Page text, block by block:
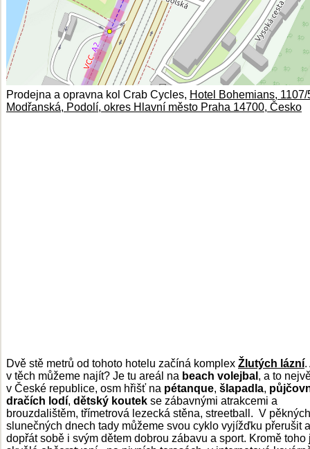
Prodejna a opravna kol Crab Cycles, Hotel Bohemians, 1107/
Modřanská, Podolí, okres Hlavní město Praha 14700, Česko
Dvě stě metrů od tohoto hotelu začíná komplex Žlutých lázní.
v těch můžeme najít? Je tu areál na beach volejbal , a to
v České republice, osm hřišť na pétanque, šlapadla,
dračích lodí, dětský koutek se zábavnými atrakcemi a
brouzdalištěm, třímetrová lezecká stěna, streetball. V pěkných
slunečných dnech tady můžeme svou cyklo vyjížďku přerušit a
dopřát sobě i svým dětem dobrou zábavu a sport. Kromě toho